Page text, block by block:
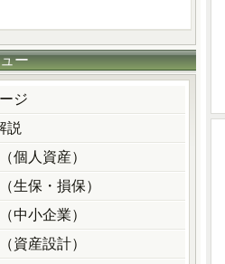
ー
ジ
説
個人資産）
生保・損保）
中小企業）
資産設計）